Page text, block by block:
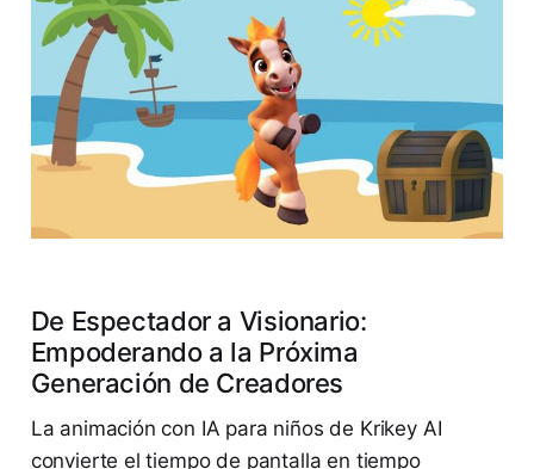
De Espectador a Visionario:
Empoderando a la Próxima
Generación de Creadores
La animación con IA para niños de Krikey AI
convierte el tiempo de pantalla en tiempo